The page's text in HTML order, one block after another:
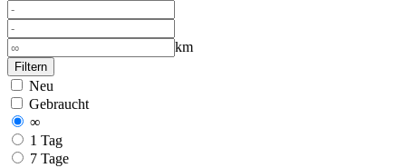
km
Filtern
Neu
Gebraucht
∞
1 Tag
7 Tage